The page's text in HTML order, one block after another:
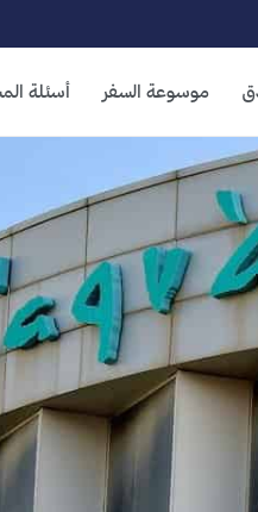
موسوعة السفر أسئلة